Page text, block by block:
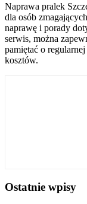
Naprawa pralek
dla osób
naprawę i porady
serwis, można
pamiętać o
kosztów.
Ostatnie wpisy